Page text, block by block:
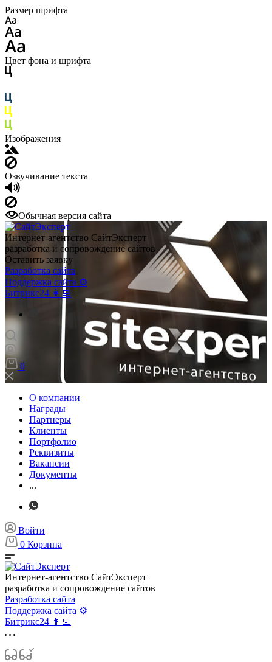
Размер шрифта
Цвет фона и шрифта
Изображения
Озвучивание текста
Обычная версия сайта
Интернет-агентство СайтЭксперт
разработка и сопровождение сайтов
Оставить заявку
Разработка сайта
Поддержка сайта ⚙️
Битрикс24 👩‍💻
0
О компании
Награды
Партнеры
Клиенты
Портфолио
Реквизиты
Вакансии
Документы
...
Войти
0 Корзина
Интернет-агентство СайтЭксперт
разработка и сопровождение сайтов
Разработка сайта
Поддержка сайта ⚙️
Битрикс24 👩‍💻